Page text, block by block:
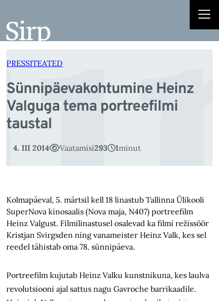
juurde
PRESSITEATED
Sünnipäevakohtumine Heinz
Valguga tema portreefilmi
taustal
4. III 2014 Vaatamisi293 1minut
Kolmapäeval, 5. märtsil kell 18 linastub Tallinna Ülikooli
SuperNova kinosaalis (Nova maja, N407) portreefilm
Heinz Valgust. Filmilinastusel osalevad ka filmi režissöör
Kristjan Svirgsden ning vanameister Heinz Valk, kes sel
reedel tähistab oma 78. sünnipäeva.
Portreefilm kujutab Heinz Valku kunstnikuna, kes laulva
revolutsiooni ajal sattus nagu Gavroche barrikaadile.